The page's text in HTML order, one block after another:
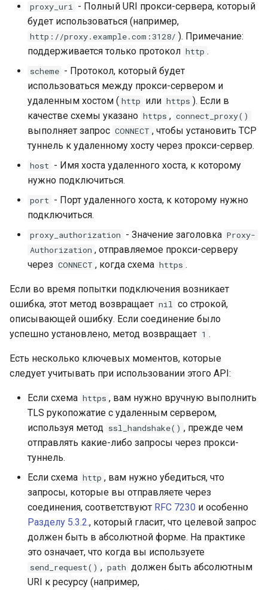
proxy_uri - Полный URI прокси-сервера, который
будет использоваться (например,
http://proxy.example.com:3128/ ). Примечание:
поддерживается только протокол http .
scheme - Протокол, который будет
использоваться между прокси-сервером и
удаленным хостом ( http или https ). Если в
качестве схемы указано https , connect_proxy()
выполняет запрос CONNECT , чтобы установить TCP
туннель к удаленному хосту через прокси-сервер.
host - Имя хоста удаленного хоста, к которому
нужно подключиться.
port - Порт удаленного хоста, к которому нужно
подключиться.
proxy_authorization - Значение заголовка Proxy-
Authorization , отправляемое прокси-серверу
через CONNECT , когда схема https .
Если во время попытки подключения возникает
ошибка, этот метод возвращает nil со строкой,
описывающей ошибку. Если соединение было
успешно установлено, метод возвращает 1 .
Есть несколько ключевых моментов, которые
следует учитывать при использовании этого API:
Если схема https , вам нужно вручную выполнить
TLS рукопожатие с удаленным сервером,
используя метод ssl_handshake() , прежде чем
отправлять какие-либо запросы через прокси-
туннель.
Если схема http , вам нужно убедиться, что
запросы, которые вы отправляете через
соединения, соответствуют RFC 7230 и особенно
Разделу 5.3.2., который гласит, что целевой запрос
должен быть в абсолютной форме. На практике
это означает, что когда вы используете
send_request() , path должен быть абсолютным
URI к ресурсу (например,